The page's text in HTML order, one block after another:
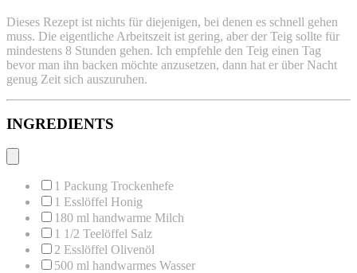
Dieses Rezept ist nichts für diejenigen, bei denen es schnell gehen
muss. Die eigentliche Arbeitszeit ist gering, aber der Teig sollte für
mindestens 8 Stunden gehen. Ich empfehle den Teig einen Tag
bevor man ihn backen möchte anzusetzen, dann hat er über Nacht
genug Zeit sich auszuruhen.
INGREDIENTS
1 Packung Trockenhefe
1 Esslöffel Honig
180 ml handwarme Milch
1 1/2 Teelöffel Salz
2 Esslöffel Olivenöl
500 ml handwarmes Wasser